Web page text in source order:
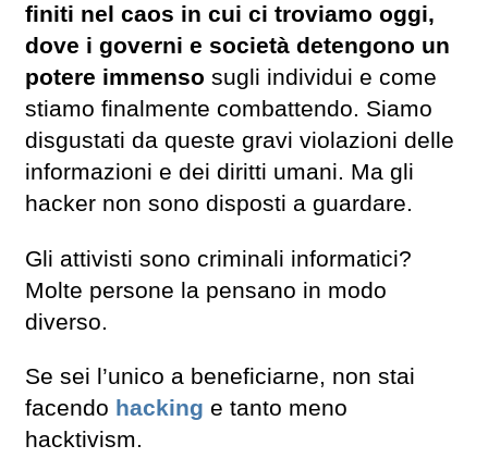
finiti nel caos in cui ci troviamo oggi,
dove i governi e società detengono un
potere immenso sugli individui e come
stiamo finalmente combattendo. Siamo
disgustati da queste gravi violazioni delle
informazioni e dei diritti umani. Ma gli
hacker non sono disposti a guardare.
Gli attivisti sono criminali informatici?
Molte persone la pensano in modo
diverso.
Se sei l’unico a beneficiarne, non stai
facendo hacking e tanto meno
hacktivism.